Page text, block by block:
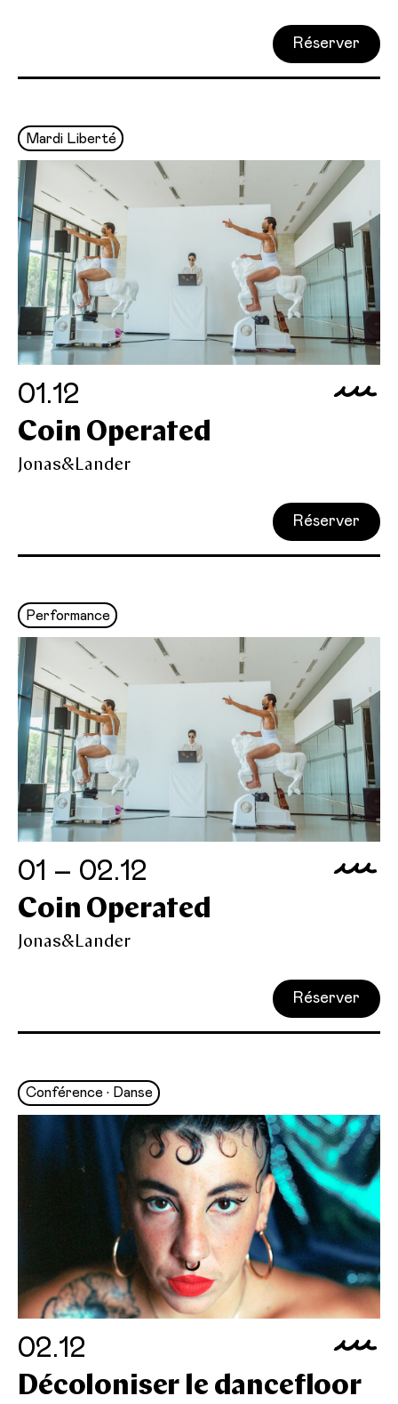
Réserver
Mardi Liberté
01.12
Coin Operated
Jonas&Lander
Réserver
Performance
01 – 02.12
Coin Operated
Jonas&Lander
Réserver
Conférence • Danse
02.12
Décoloniser le dancefloor